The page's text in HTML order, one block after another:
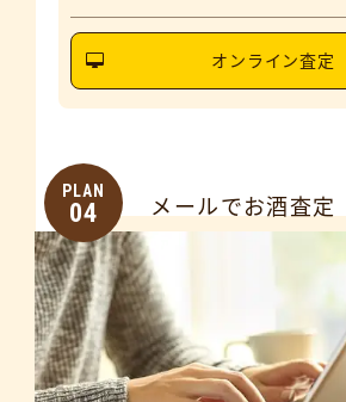
オンライン査定
PLAN
04 メールでお酒査定